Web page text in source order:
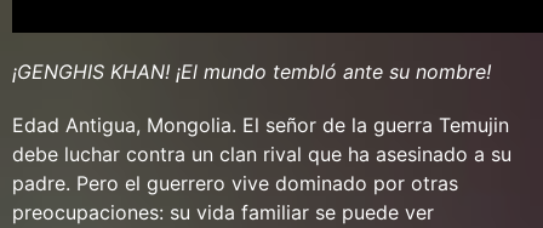
¡GENGHIS KHAN! ¡El mundo tembló ante su nombre!
Edad Antigua, Mongolia. El señor de la guerra Temujin
debe luchar contra un clan rival que ha asesinado a su
padre. Pero el guerrero vive dominado por otras
preocupaciones: su vida familiar se puede ver